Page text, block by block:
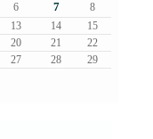
6 7
8
13 14
15
20 21
22
27 28
29